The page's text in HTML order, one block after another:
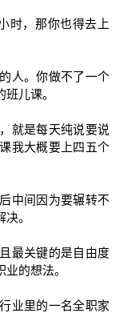
时，那你也得去上
人。你做不了一个
儿课。
就是每天纯说要说
我大概要上四五个
中间因为要辗转不
。
最关键的是自由度
的想法。
业里的一名全职家